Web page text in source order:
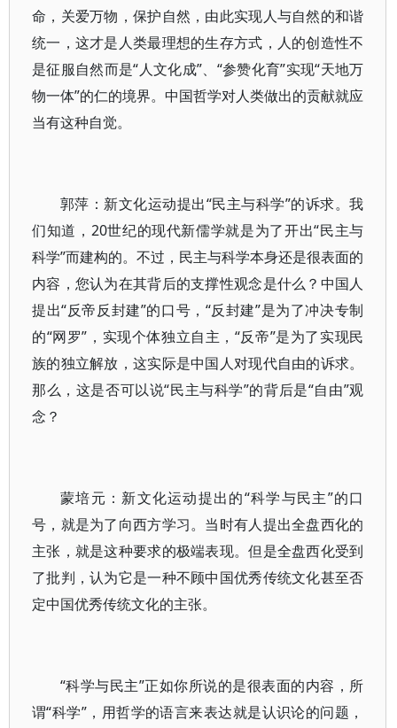
命，关爱万物，保护自然，由此实现人与自然的和谐
统一，这才是人类最理想的生存方式，人的创造性不
是征服自然而是“人文化成”、“参赞化育”实现“天地万
物一体”的仁的境界。中国哲学对人类做出的贡献就应
当有这种自觉。
郭萍：新文化运动提出“民主与科学”的诉求。我
们知道，20世纪的现代新儒学就是为了开出“民主与
科学”而建构的。不过，民主与科学本身还是很表面的
内容，您认为在其背后的支撑性观念是什么？中国人
提出“反帝反封建”的口号，“反封建”是为了冲决专制
的“网罗”，实现个体独立自主，“反帝”是为了实现民
族的独立解放，这实际是中国人对现代自由的诉求。
那么，这是否可以说“民主与科学”的背后是“自由”观
念？
蒙培元：新文化运动提出的“科学与民主”的口
号，就是为了向西方学习。当时有人提出全盘西化的
主张，就是这种要求的极端表现。但是全盘西化受到
了批判，认为它是一种不顾中国优秀传统文化甚至否
定中国优秀传统文化的主张。
“科学与民主”正如你所说的是很表面的内容，所
谓“科学”，用哲学的语言来表达就是认识论的问题，